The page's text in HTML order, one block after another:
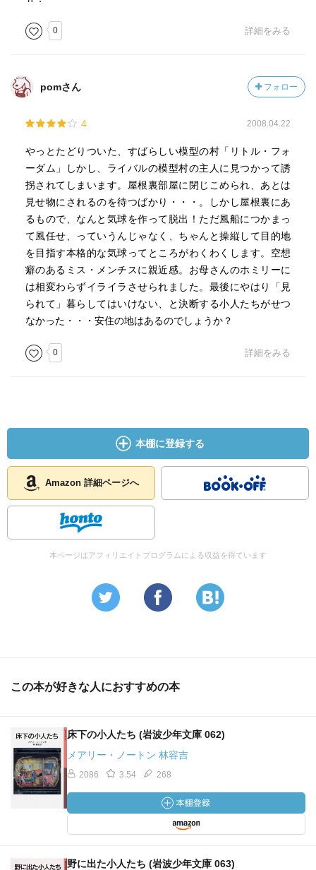
0 詳細をみる
pomさん フォロー
4 2008.04.22
やっとたどりついた、すばらしい模型の村「リトル・フォ
ーダム」しかし、ライバルの模型村の主人に見つかって誘
拐されてしまいます。屋根裏部屋に閉じこめられ、あとは
見せ物にされるのを待つばかり・・・。しかし屋根裏にあ
るもので、なんと気球を作って脱出！ただ風船につかまっ
て風任せ、っていうんじゃなく、ちゃんと操縦して目的地
を目指す本格的な気球ってところがわくわくします。空想
癖のあるミス・メンチスに親近感。お母さんのホミリーに
は相変わらずイライラさせられました。最後にやはり「見
られて」暮らしてはいけない、と決断する小人たちがせつ
なかった・・・安住の地はあるのでしょうか？
0 詳細をみる
本棚に登録する
Amazon 詳細ページへ
本ページはアフィリエイトプログラムによる収益を得ています
この本が好きな人におすすめの本
床下の小人たち (岩波少年文庫 062)
メアリー・ノートン 林容吉
2086 3.54 268
野に出た小人たち (岩波少年文庫 063)